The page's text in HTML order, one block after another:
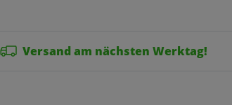
Versand am nächsten Werktag!